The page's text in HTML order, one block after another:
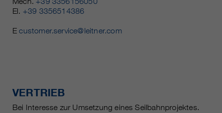
El. +39 3356514386
Ecustomer.service@leitner.com
VERTRIEB
Bei Interesse zur Umsetzung eines Seilbahnprojektes.